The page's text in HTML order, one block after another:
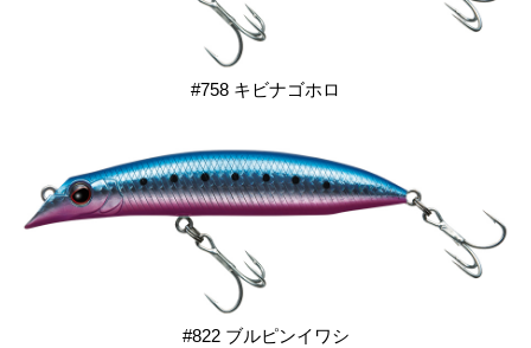
#758 キビナゴホロ
#822 ブルピンイワシ